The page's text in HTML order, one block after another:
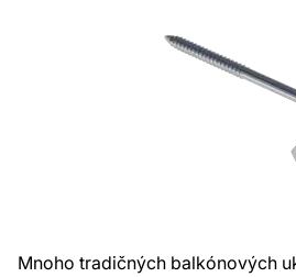
Mnoho tradičných balkónových